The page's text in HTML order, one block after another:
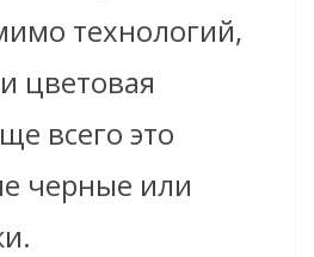
технологий,
цветовая
всего это
черные или